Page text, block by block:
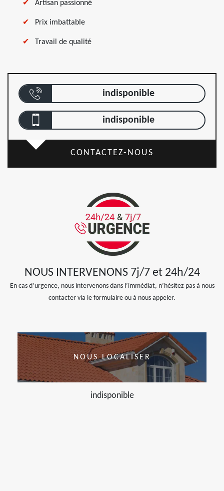
Artisan passionné
Prix imbattable
Travail de qualité
indisponible
indisponible
CONTACTEZ-NOUS
NOUS INTERVENONS 7j/7 et 24h/24
En cas d’urgence, nous intervenons dans l’immédiat, n’hésitez pas à nous
contacter via le formulaire ou à nous appeler.
NOUS LOCALISER
indisponible